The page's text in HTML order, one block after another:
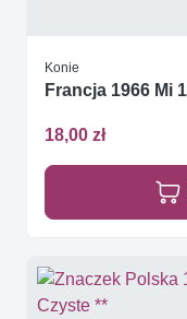
Konie
Francja 1966 Mi
18,00 zł